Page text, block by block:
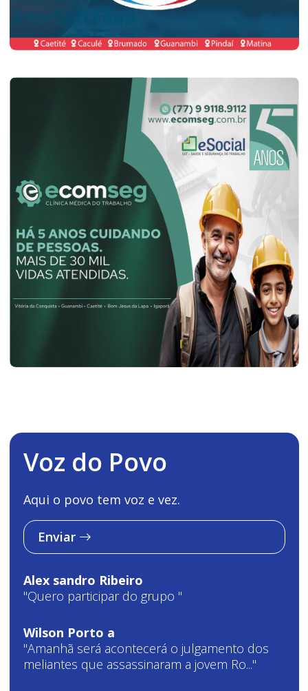
Voz do Povo
Aqui o povo tem voz e vez.
Enviar
Alex sandro Ribeiro
"Quero participar do grupo "
Wilson Porto a
"Amanhã será acontecerá o julgamento dos
meliantes que assassinaram a jovem Ro..."